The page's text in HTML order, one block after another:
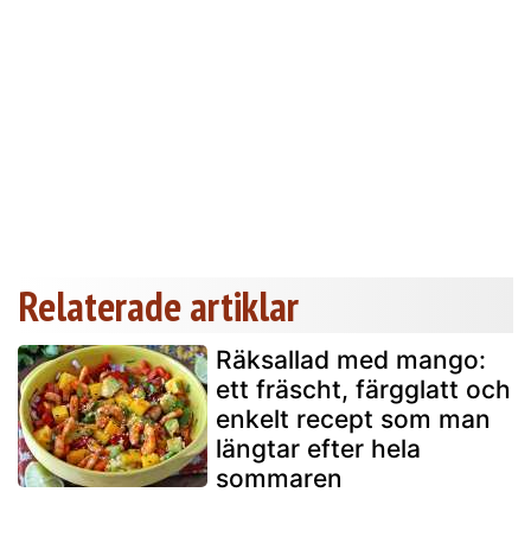
Relaterade artiklar
Räksallad med mango:
ett fräscht, färgglatt och
enkelt recept som man
längtar efter hela
sommaren